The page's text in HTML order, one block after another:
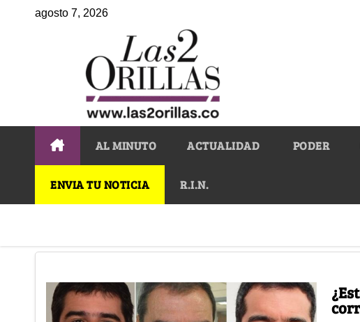
agosto 7, 2026
AL MINUTO ACTUALIDAD PODER
ENVIA TU NOTICIA R.I.N.